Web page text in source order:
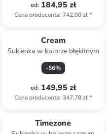
od: 184,95 zł
Cena producenta: 742,00 zł*
Cream
Sukienka w kolorze błękitnym
-56%
od: 149,95 zł
Cena producenta: 347,78 zł*
Timezone